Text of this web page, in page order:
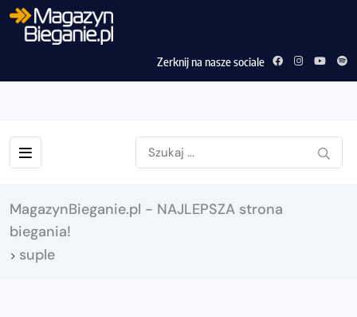
Zerknij na nasze sociale
MagazynBieganie.pl - NAJLEPSZA strona
biegania!
> suple